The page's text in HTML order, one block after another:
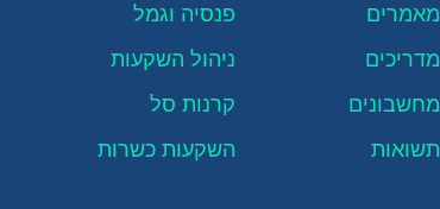
מאמרים
מדריכים
מחשבונים
תשואות
פנסיה וגמל
ניהול השקעות
קרנות סל
השקעות כשרות